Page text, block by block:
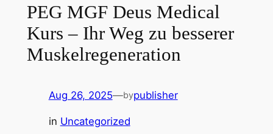
PEG MGF Deus Medical
Kurs – Ihr Weg zu besserer
Muskelregeneration
Aug 26, 2025—bypublisher
in Uncategorized